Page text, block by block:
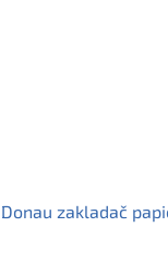
Donau zakladač